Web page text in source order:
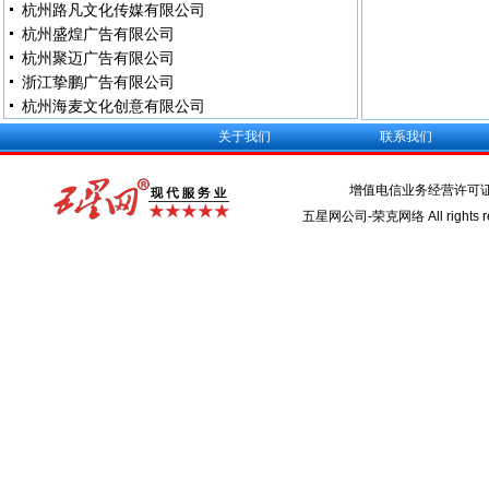
杭州路凡文化传媒有限公司
杭州盛煌广告有限公司
杭州聚迈广告有限公司
浙江挚鹏广告有限公司
杭州海麦文化创意有限公司
关于我们 联系我们
增值电信业务经营许可
五星网公司-荣克网络 All